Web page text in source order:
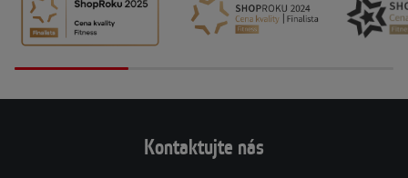
Kontaktujte nás